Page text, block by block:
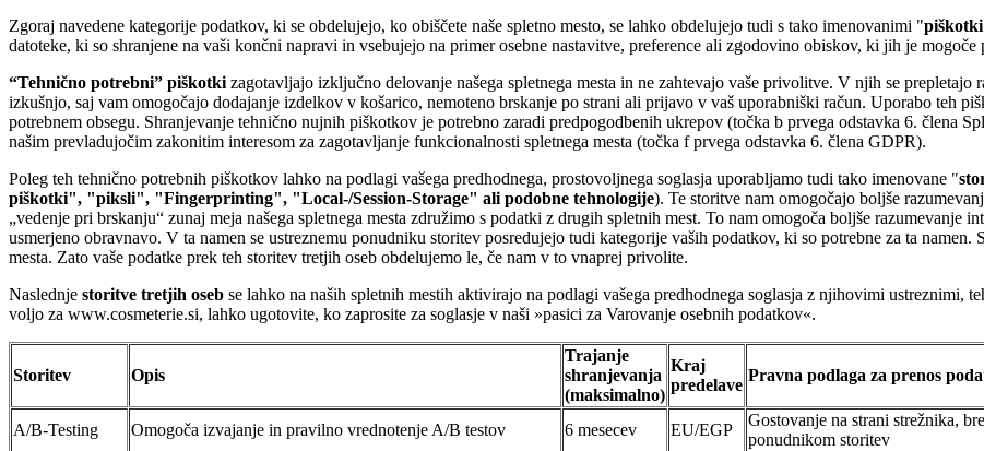
Zgoraj navedene kategorije podatkov, ki se obdelujejo, ko obiščete naše spletno mesto, se lahko obdelujejo tudi s tako imenovanimi "piškotki
datoteke, ki so shranjene na vaši končni napravi in vsebujejo na primer osebne nastavitve, preference ali zgodovino obiskov, ki jih je
“Tehnično potrebni” piškotki zagotavljajo izključno delovanje našega spletnega mesta in ne zahtevajo vaše privolitve. V njih se
izkušnjo, saj vam omogočajo dodajanje izdelkov v košarico, nemoteno brskanje po strani ali prijavo v vaš uporabniški račun. Uporabo teh
potrebnem obsegu. Shranjevanje tehnično nujnih piškotkov je potrebno zaradi predpogodbenih ukrepov (točka b prvega odstavka 6. člena
našim prevladujočim zakonitim interesom za zagotavljanje funkcionalnosti spletnega mesta (točka f prvega odstavka 6. člena GDPR).
Poleg teh tehnično potrebnih piškotkov lahko na podlagi vašega predhodnega, prostovoljnega soglasja uporabljamo tudi tako imenovane "
piškotki", "piksli", "Fingerprinting", "Local-/Session-Storage" ali podobne tehnologije). Te storitve nam omogočajo boljše
„vedenje pri brskanju“ zunaj meja našega spletnega mesta združimo s podatki z drugih spletnih mest. To nam omogoča boljše razumevanje
usmerjeno obravnavo. V ta namen se ustreznemu ponudniku storitev posredujejo tudi kategorije vaših podatkov, ki so potrebne za ta namen.
mesta. Zato vaše podatke prek teh storitev tretjih oseb obdelujemo le, če nam v to vnaprej privolite.
Naslednje storitve tretjih oseb se lahko na naših spletnih mestih aktivirajo na podlagi vašega predhodnega soglasja z njihovimi ustreznimi,
voljo za www.cosmeterie.si, lahko ugotovite, ko zaprosite za soglasje v naši »pasici za Varovanje osebnih podatkov«.
Storitev Opis
Trajanje
shranjevanja
(maksimalno)
Kraj
predelave
Pravna podlaga za prenos
A/B-Testing Omogoča izvajanje in pravilno vrednotenje A/B testov 6 mesecev EU/EGP
Gostovanje na strani strežnika,
ponudnikom storitev